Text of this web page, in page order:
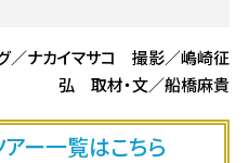
／ナカイマサコ 撮影／嶋崎征
弘 取材・文／船橋麻貴
ー一覧はこちら